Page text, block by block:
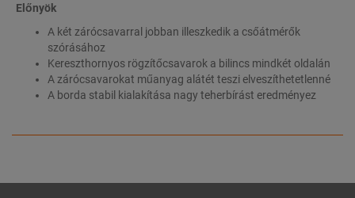
Előnyök
A két zárócsavarral jobban illeszkedik a csőátmérők
szórásához
Kereszthornyos rögzítőcsavarok a bilincs mindkét oldalán
A zárócsavarokat műanyag alátét teszi elveszíthetetlenné
A borda stabil kialakítása nagy teherbírást eredményez